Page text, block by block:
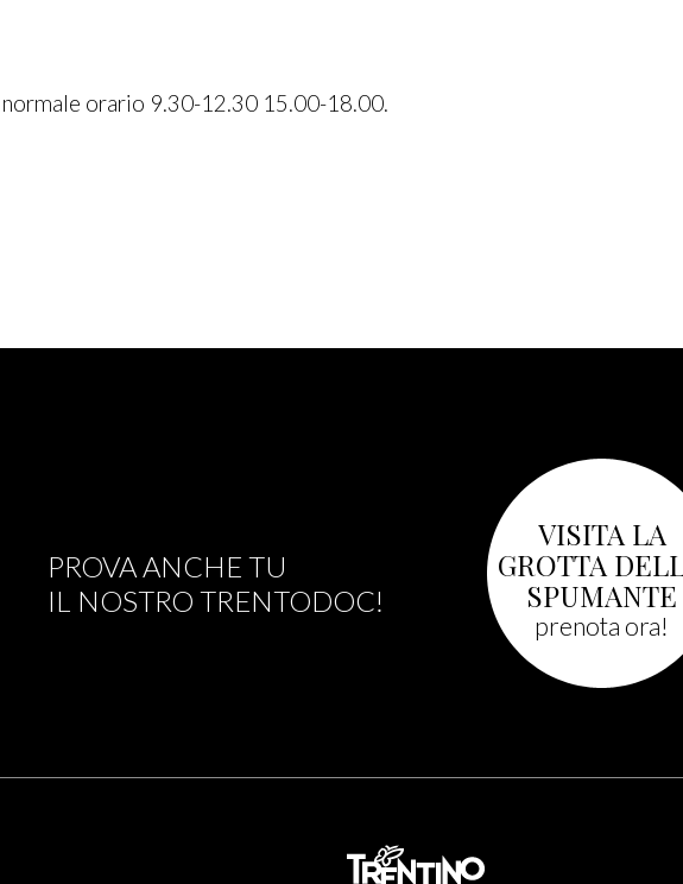
orario 9.30-12.30 15.00-18.00.
PROVA ANCHE TU
IL NOSTRO TRENTODOC!
VISITA LA
GROTTA
SPUMANTE
prenota ora!